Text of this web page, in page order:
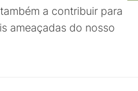
a contribuir para
ameaçadas do nosso